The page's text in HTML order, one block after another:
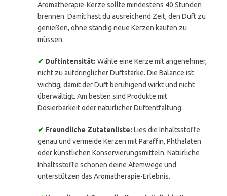
Aromatherapie-Kerze sollte mindestens 40 Stunden
brennen. Damit hast du ausreichend Zeit, den Duft zu
genießen, ohne ständig neue Kerzen kaufen zu
müssen.
✔ Duftintensität: Wähle eine Kerze mit angenehmer,
nicht zu aufdringlicher Duftstärke. Die Balance ist
wichtig, damit der Duft beruhigend wirkt und nicht
überwältigt. Am besten sind Produkte mit
Dosierbarkeit oder natürlicher Duftentfaltung.
✔ Freundliche Zutatenliste: Lies die Inhaltsstoffe
genau und vermeide Kerzen mit Paraffin, Phthalaten
oder künstlichen Konservierungsmitteln. Natürliche
Inhaltsstoffe schonen deine Atemwege und
unterstützen das Aromatherapie-Erlebnis.